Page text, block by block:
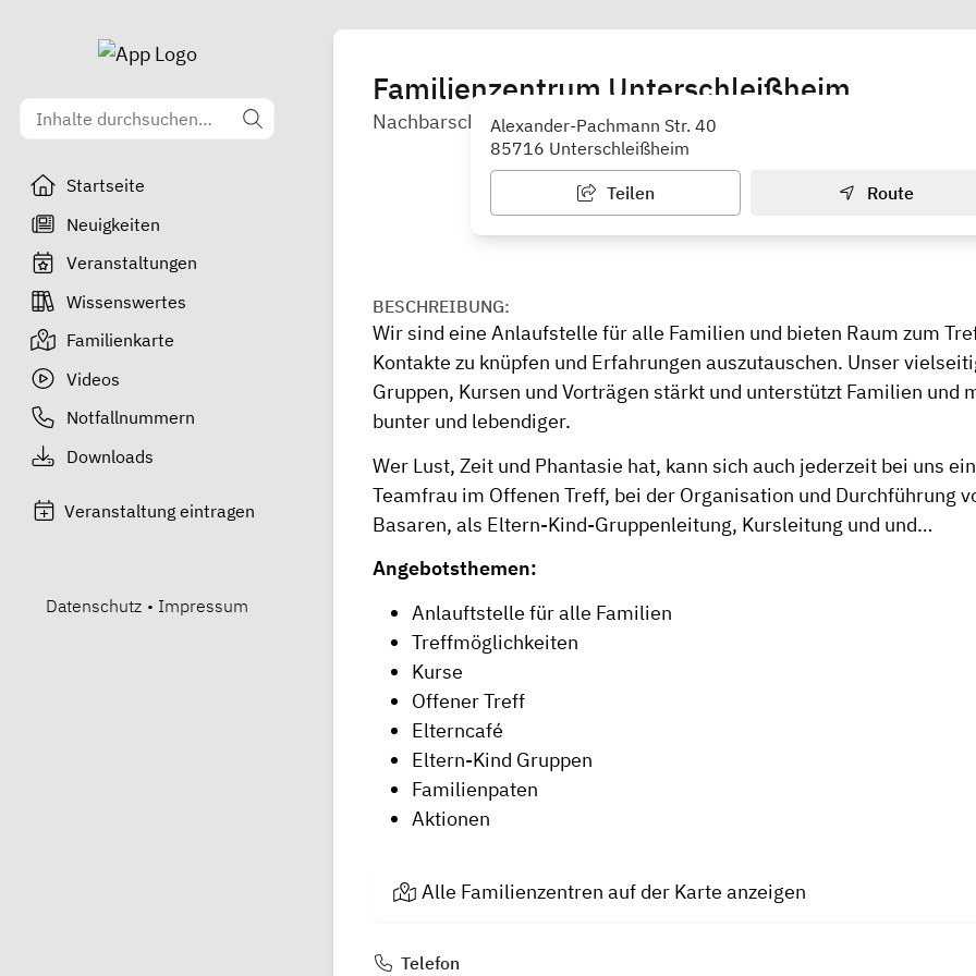
Startseite
Neuigkeiten
Veranstaltungen
Wissenswertes
Familienkarte
Videos
Notfallnummern
Downloads
Veranstaltung eintragen
Datenschutz • Impressum
Familienzentrum Unterschleißheim
Nachbarschaftshilfe Unterschleißheim e.V.
Alexander-Pachmann Str. 40
85716 Unterschleißheim
Teilen Route
BESCHREIBUNG:
Wir sind eine Anlaufstelle für alle Familien und bieten Raum zum
Kontakte zu knüpfen und Erfahrungen auszutauschen. Unser
Gruppen, Kursen und Vorträgen stärkt und unterstützt Familien und
bunter und lebendiger.
Wer Lust, Zeit und Phantasie hat, kann sich auch jederzeit bei uns
Teamfrau im Offenen Treff, bei der Organisation und Durchführung
Basaren, als Eltern-Kind-Gruppenleitung, Kursleitung und und…
Angebotsthemen:
Anlauftstelle für alle Familien
Treffmöglichkeiten
Kurse
Offener Treff
Elterncafé
Eltern-Kind Gruppen
Familienpaten
Aktionen
Alle Familienzentren auf der Karte anzeigen
Telefon